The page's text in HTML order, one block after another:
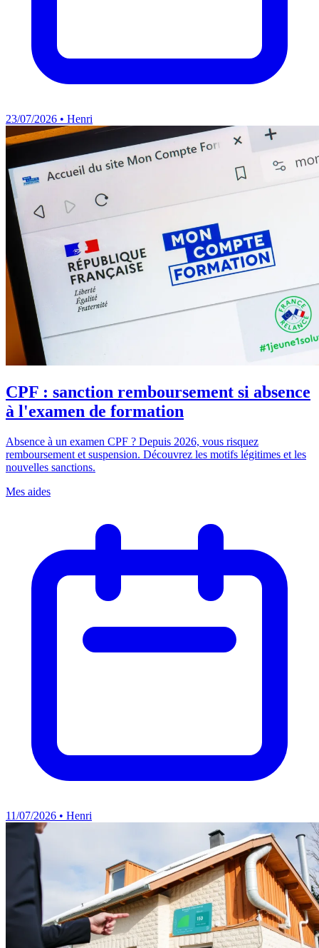
23/07/2026 • Henri
CPF : sanction remboursement si absence
à l'examen de formation
Absence à un examen CPF ? Depuis 2026, vous risquez
remboursement et suspension. Découvrez les motifs légitimes et les
nouvelles sanctions.
Mes aides
11/07/2026 • Henri